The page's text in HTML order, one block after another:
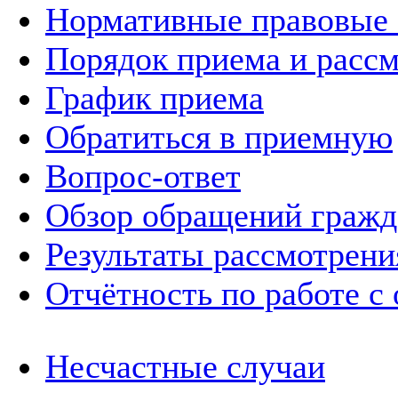
Нормативные правовые
Порядок приема и
График приема
Обратиться в приемную
Вопрос-ответ
Обзор обращений
Результаты
Отчётность по работе
Несчастные случаи